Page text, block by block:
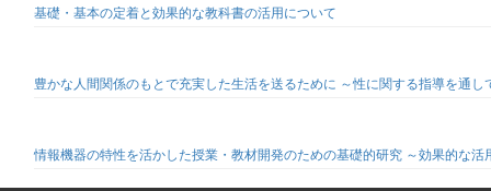
基礎・基本の定着と効果的な教科書の活用について
豊かな人間関係のもとで充実した生活を送るために ～性に関する指導を通し
情報機器の特性を活かした授業・教材開発のための基礎的研究 ～効果的な活